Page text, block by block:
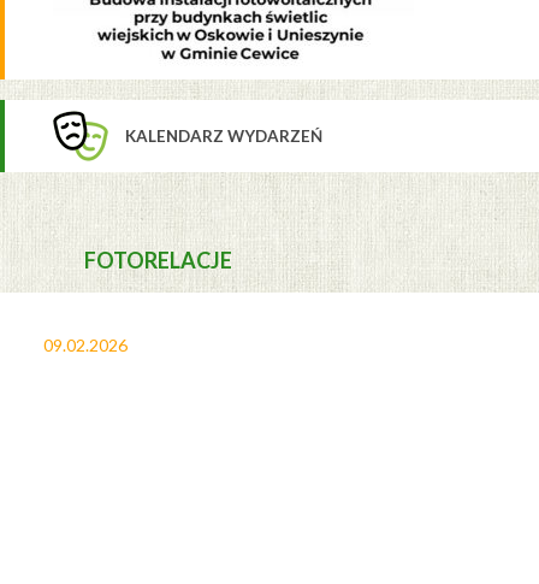
KALENDARZ WYDARZEŃ
FOTORELACJE
09.02.2026